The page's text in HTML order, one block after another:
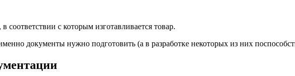
с которым изготавливается товар.
документы нужно подготовить (а в разработке некоторых из них